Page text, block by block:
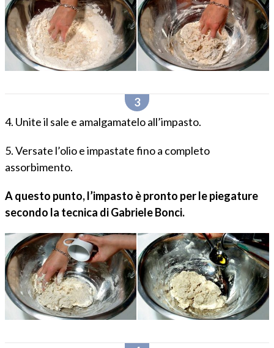
4. Unite il sale e amalgamatelo all’impasto.
5. Versate l’olio e impastate fino a completo
assorbimento.
A questo punto, l’impasto è pronto per le piegature
secondo la tecnica di Gabriele Bonci.